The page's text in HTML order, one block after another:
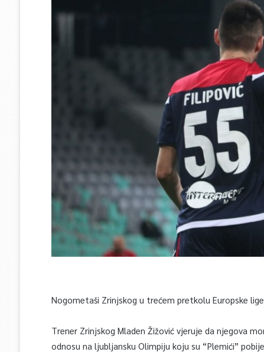
Nogometaši Zrinjskog u trećem pretkolu Europske
Trener Zrinjskog Mladen Žižović vjeruje da njegova
odnosu na ljubljansku Olimpiju koju su “Plemići”